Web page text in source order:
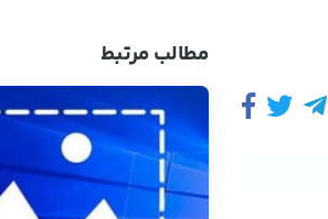
مطالب مرتبط